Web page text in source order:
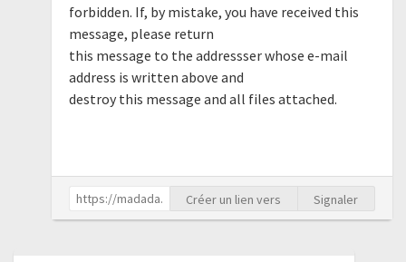
forbidden. If, by mistake, you have received this
message, please return
this message to the addressser whose e-mail
address is written above and
destroy this message and all files attached.
Créer un lien vers Signaler